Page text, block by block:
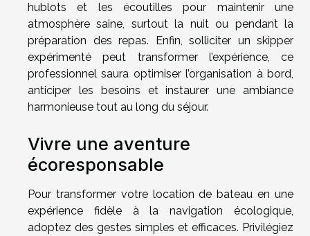
hublots et les écoutilles pour maintenir une
atmosphère saine, surtout la nuit ou pendant la
préparation des repas. Enfin, solliciter un skipper
expérimenté peut transformer l’expérience, ce
professionnel saura optimiser l’organisation à bord,
anticiper les besoins et instaurer une ambiance
harmonieuse tout au long du séjour.
Vivre une aventure
écoresponsable
Pour transformer votre location de bateau en une
expérience fidèle à la navigation écologique,
adoptez des gestes simples et efficaces. Privilégiez